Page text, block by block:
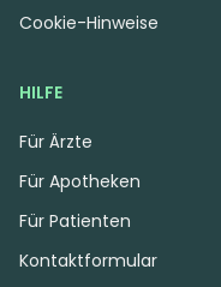
HILFE
Für Ärzte
Für Apotheken
Für Patienten
Kontaktformular
Cookie-Hinweise